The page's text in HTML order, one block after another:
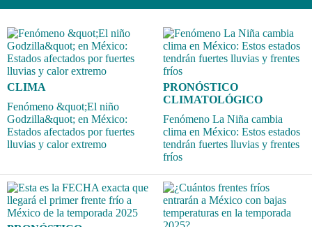
CLIMA
Fenómeno &quot;El niño
Godzilla&quot; en México:
Estados afectados por fuertes
lluvias y calor extremo
PRONÓSTICO
CLIMATOLÓGICO
Fenómeno La Niña cambia
clima en México: Estos estados
tendrán fuertes lluvias y frentes
fríos